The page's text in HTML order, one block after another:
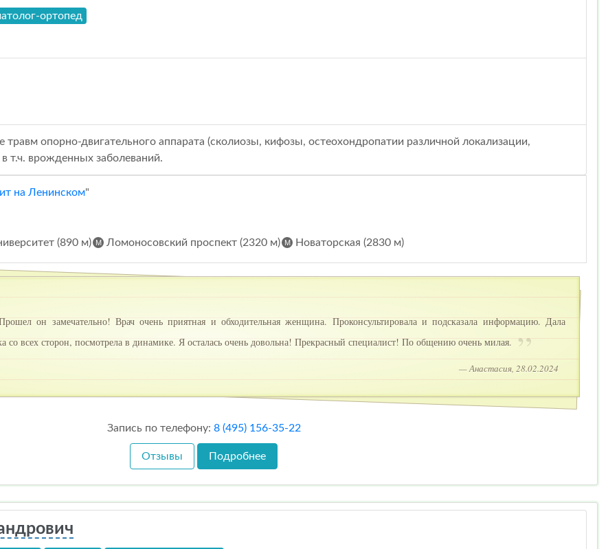
ортопед
травм опорно-двигательного аппарата (сколиозы, кифозы, остеохондропатии различной локализации,
т.ч. врожденных заболеваний.
на Ленинском"
(890 м) Ломоносовский проспект (2320 м) Новаторская (2830 м)
он замечательно! Врач очень приятная и обходительная женщина. Проконсультировала и подсказала информацию. Дала
со всех сторон, посмотрела в динамике. Я осталась очень довольна! Прекрасный специалист! По общению очень милая.
— Анастасия, 28.02.2024
Запись по телефону: 8 (495) 156-35-22
Отзывы Подробнее